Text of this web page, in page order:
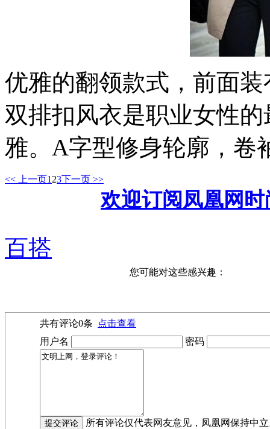
优雅的翻领款式，前面
双排扣风衣是职业女性
雅。A字型修身轮廓，卷
<< 上一页1 23下一页 >>
欢迎订阅凤凰网
百搭
您可能对这些感兴趣：
共有评论0条
点击查看
用户名
密码
所有评论仅代表网友意见，凤凰网保持中